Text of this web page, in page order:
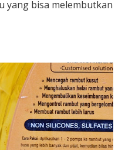
yang bisa melembutkan